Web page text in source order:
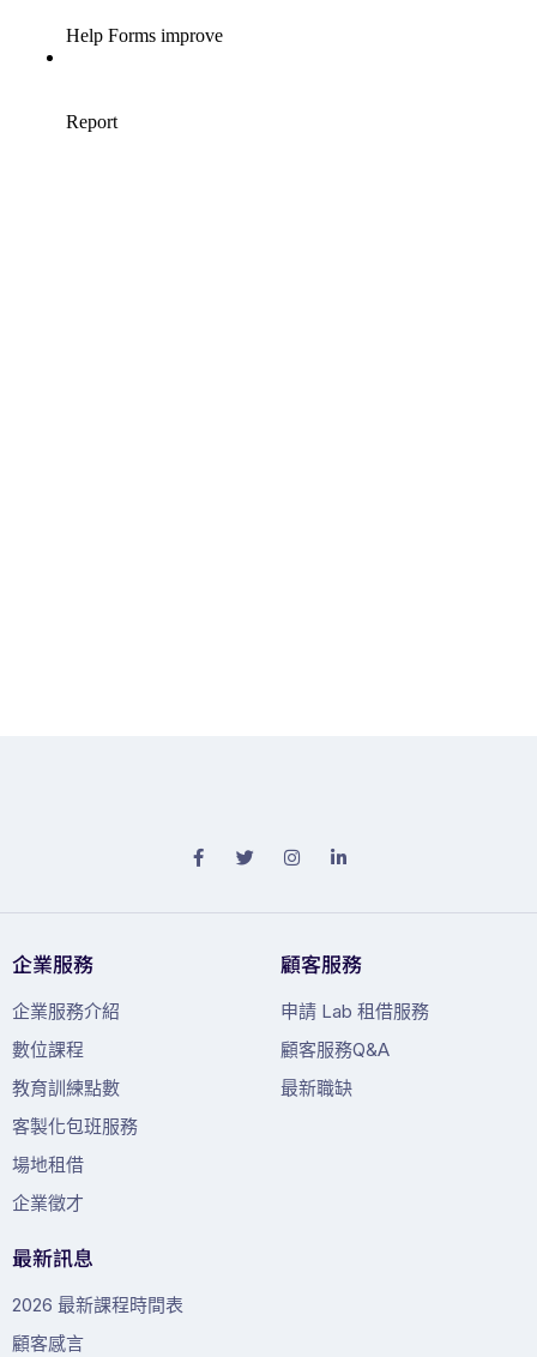
企業服務
企業服務介紹
數位課程
教育訓練點數
客製化包班服務
場地租借
企業徵才
顧客服務
申請 Lab 租借服務
顧客服務Q&A
最新職缺
最新訊息
2026 最新課程時間表
顧客感言